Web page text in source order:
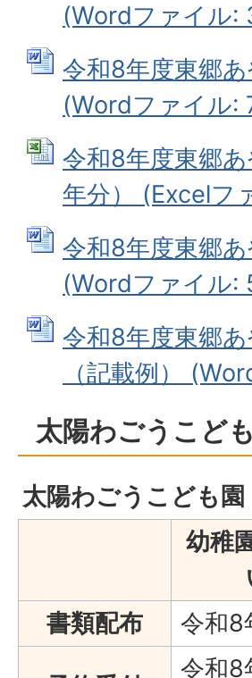
(Wordファイル:
令和8年度東郷
(Wordファイル:
令和8年度東郷
年分） (Excelフ
令和8年度東郷
(Wordファイル:
令和8年度東郷
（記載例）
太陽わごうこど
太陽わごうこども園
幼稚
書類配布
令和8
令和8